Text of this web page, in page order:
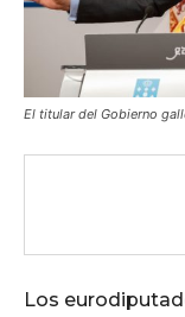
El titular del Gobierno
Los